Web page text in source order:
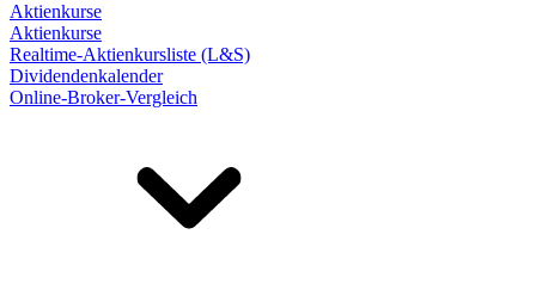
Aktienkurse
Aktienkurse
Realtime-Aktienkursliste (L&S)
Dividendenkalender
Online-Broker-Vergleich